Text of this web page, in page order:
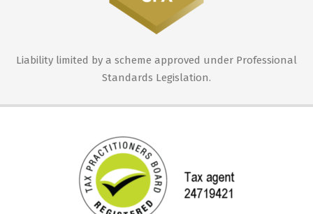
Liability limited by a scheme approved under Professional
Standards Legislation.